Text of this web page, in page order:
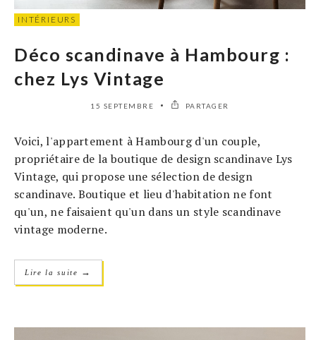
INTÉRIEURS
Déco scandinave à Hambourg :
chez Lys Vintage
15 SEPTEMBRE PARTAGER
Voici, l'appartement à Hambourg d'un couple,
propriétaire de la boutique de design scandinave Lys
Vintage, qui propose une sélection de design
scandinave. Boutique et lieu d'habitation ne font
qu'un, ne faisaient qu'un dans un style scandinave
vintage moderne.
Lire la suite →